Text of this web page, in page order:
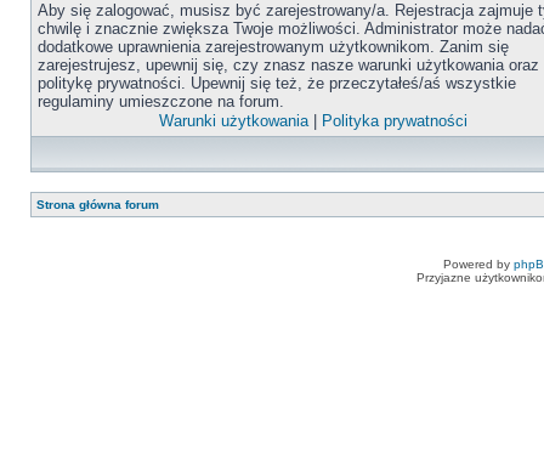
Aby się zalogować, musisz być zarejestrowany/a. Rejestracja zajmuje
chwilę i znacznie zwiększa Twoje możliwości. Administrator może
dodatkowe uprawnienia zarejestrowanym użytkownikom. Zanim się
zarejestrujesz, upewnij się, czy znasz nasze warunki użytkowania oraz
politykę prywatności. Upewnij się też, że przeczytałeś/aś wszystkie
regulaminy umieszczone na forum.
Warunki użytkowania| Polityka prywatności
Strona główna forum
Powered by
Przyjazne